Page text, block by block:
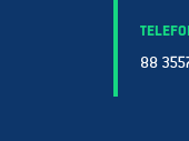
88